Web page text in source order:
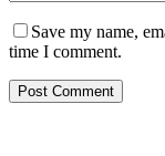
Save my name,
time I comment.